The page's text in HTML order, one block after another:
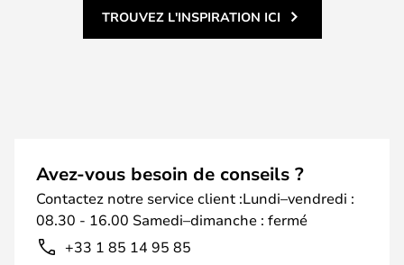
TROUVEZ L'INSPIRATION ICI
Avez-vous besoin de conseils ?
Contactez notre service client :Lundi–vendredi :
08.30 - 16.00 Samedi–dimanche : fermé
+33 1 85 14 95 85